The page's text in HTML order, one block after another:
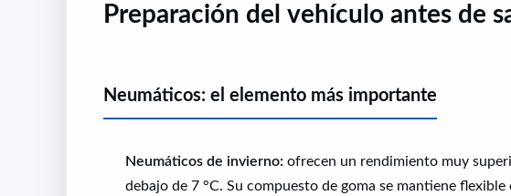
Preparación del vehículo antes de
Neumáticos: el elemento más importante
Neumáticos de invierno: ofrecen un rendimiento muy
debajo de 7 °C. Su compuesto de goma se mantiene